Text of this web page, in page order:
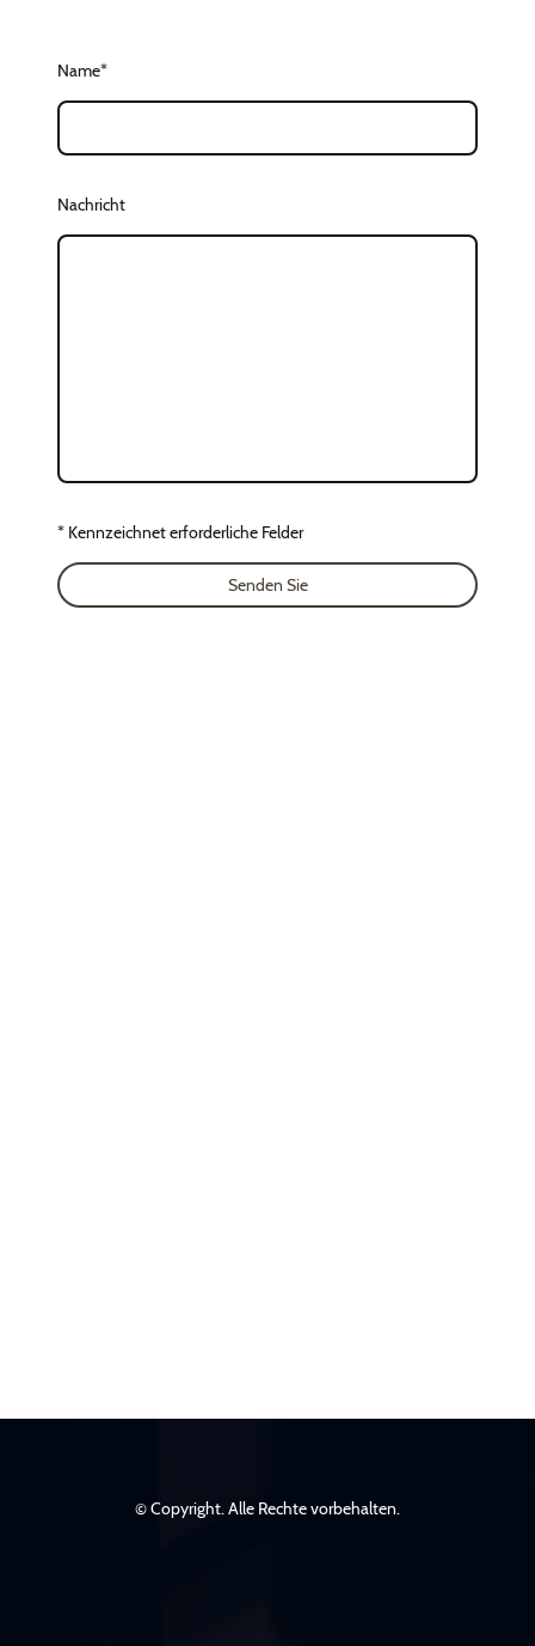
Name*
Nachricht
* Kennzeichnet erforderliche Felder
Senden Sie
© Copyright. Alle Rechte vorbehalten.